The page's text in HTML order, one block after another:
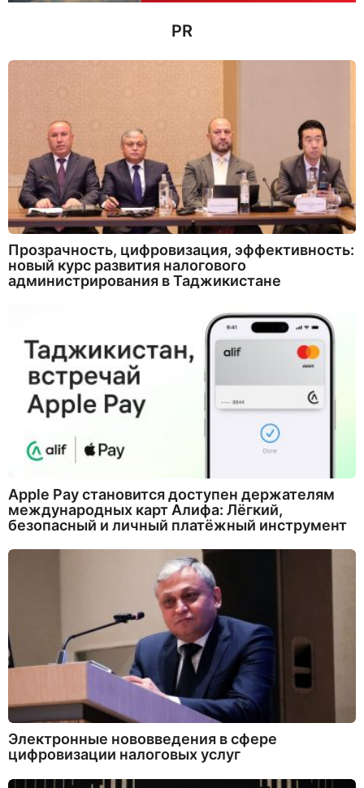
PR
Прозрачность, цифровизация, эффективность:
новый курс развития налогового
администрирования в Таджикистане
Apple Pay становится доступен держателям
международных карт Алифа: Лёгкий,
безопасный и личный платёжный инструмент
Электронные нововведения в сфере
цифровизации налоговых услуг